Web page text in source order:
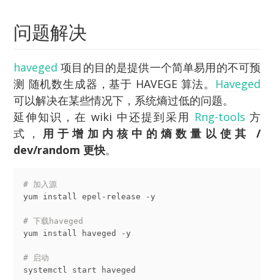
问题解决
haveged 项目的目的是提供一个简单易用的不可预
测 随机数生成器，基于 HAVEGE 算法。 Haveged
可以解决在某些情况下，系统熵过低的问题。
延伸知识，在 wiki 中还提到采用 Rng-tools 方
式， 用于增加内核中的熵数量以使其 /
dev/random 更快。
# 加入源
yum install epel-release -y
# 下载haveged
yum install haveged -y
# 启动
systemctl start haveged